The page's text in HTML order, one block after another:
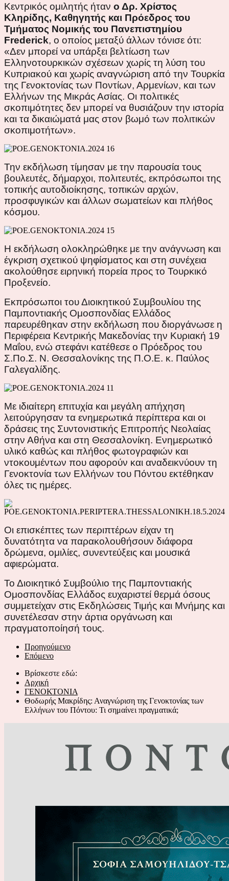
Κεντρικός ομιλητής ήταν ο Δρ. Χρίστος
Κληρίδης, Καθηγητής και Πρόεδρος του
Τμήματος Νομικής του Πανεπιστημίου
Frederick, ο οποίος μεταξύ άλλων τόνισε ότι:
«Δεν μπορεί να υπάρξει βελτίωση των
Ελληνοτουρκικών σχέσεων χωρίς τη λύση του
Κυπριακού και χωρίς αναγνώριση από την Τουρκία
της Γενοκτονίας των Ποντίων, Αρμενίων, και των
Ελλήνων της Μικράς Ασίας. Οι πολιτικές
σκοπιμότητες δεν μπορεί να θυσιάζουν την ιστορία
και τα δικαιώματά μας στον βωμό των πολιτικών
σκοπιμοτήτων».
Την εκδήλωση τίμησαν με την παρουσία τους
βουλευτές, δήμαρχοι, πολιτευτές, εκπρόσωποι της
τοπικής αυτοδιοίκησης, τοπικών αρχών,
προσφυγικών και άλλων σωματείων και πλήθος
κόσμου.
Η εκδήλωση ολοκληρώθηκε με την ανάγνωση και
έγκριση σχετικού ψηφίσματος και στη συνέχεια
ακολούθησε ειρηνική πορεία προς το Τουρκικό
Προξενείο.
Εκπρόσωποι του Διοικητικού Συμβουλίου της
Παμποντιακής Ομοσπονδίας Ελλάδος
παρευρέθηκαν στην εκδήλωση που διοργάνωσε η
Περιφέρεια Κεντρικής Μακεδονίας την Κυριακή 19
Μαΐου, ενώ στεφάνι κατέθεσε ο Πρόεδρος του
Σ.Πο.Σ. Ν. Θεσσαλονίκης της Π.Ο.Ε. κ. Παύλος
Γαλεγαλίδης.
Με ιδιαίτερη επιτυχία και μεγάλη απήχηση
λειτούργησαν τα ενημερωτικά περίπτερα και οι
δράσεις της Συντονιστικής Επιτροπής Νεολαίας
στην Αθήνα και στη Θεσσαλονίκη. Ενημερωτικό
υλικό καθώς και πλήθος φωτογραφιών και
ντοκουμέντων που αφορούν και αναδεικνύουν τη
Γενοκτονία των Ελλήνων του Πόντου εκτέθηκαν
όλες τις ημέρες.
Οι επισκέπτες των περιπτέρων είχαν τη
δυνατότητα να παρακολουθήσουν διάφορα
δρώμενα, ομιλίες, συνεντεύξεις και μουσικά
αφιερώματα.
Το Διοικητικό Συμβούλιο της Παμποντιακής
Ομοσπονδίας Ελλάδος ευχαριστεί θερμά όσους
συμμετείχαν στις Εκδηλώσεις Τιμής και Μνήμης και
συνετέλεσαν στην άρτια οργάνωση και
πραγματοποίησή τους.
Προηγούμενο
Επόμενο
Βρίσκεστε εδώ:
Αρχική
ΓΕΝΟΚΤΟΝΙΑ
Θοδωρής Μακρίδης: Αναγνώριση της Γενοκτονίας των
Ελλήνων του Πόντου: Τι σημαίνει πραγματικά;